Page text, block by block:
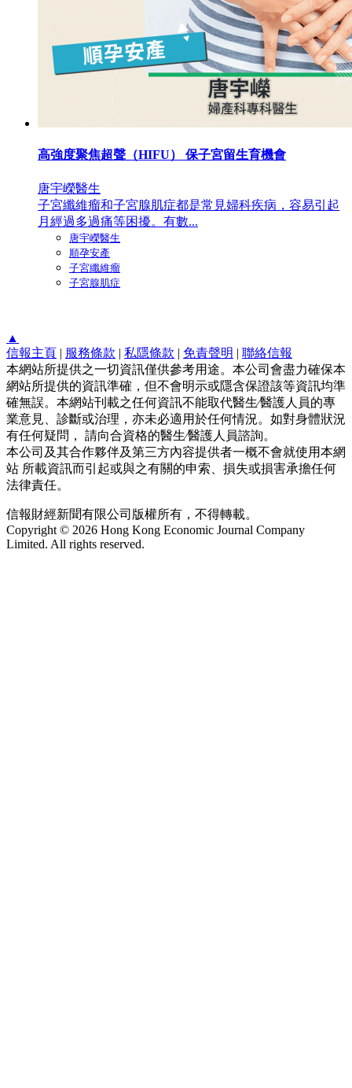
高強度聚焦超聲（HIFU） 保子宮留生育機會
唐宇嶸醫生
子宮纖維瘤和子宮腺肌症都是常見婦科疾病，容易引起
月經過多過痛等困擾。有數...
唐宇嶸醫生
順孕安產
子宮纖維瘤
子宮腺肌症
▲
信報主頁 | 服務條款 | 私隱條款 | 免責聲明 | 聯絡信報
本網站所提供之一切資訊僅供參考用途。本公司會盡力確保本
網站所提供的資訊準確，但不會明示或隱含保證該等資訊均準
確無誤。本網站刊載之任何資訊不能取代醫生∕醫護人員的專
業意見、診斷或治理，亦未必適用於任何情況。如對身體狀況
有任何疑問， 請向合資格的醫生∕醫護人員諮詢。
本公司及其合作夥伴及第三方內容提供者一概不會就使用本網
站 所載資訊而引起或與之有關的申索、損失或損害承擔任何
法律責任。
信報財經新聞有限公司版權所有，不得轉載。
Copyright © 2026 Hong Kong Economic Journal Company
Limited. All rights reserved.